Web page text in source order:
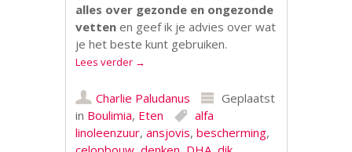
alles over gezonde en ongezonde
vetten en geef ik je advies over wat
je het beste kunt gebruiken.
Lees verder →
Charlie Paludanus
Geplaatst
in Boulimia, Eten
alfa
linoleenzuur,ansjovis,bescherming,